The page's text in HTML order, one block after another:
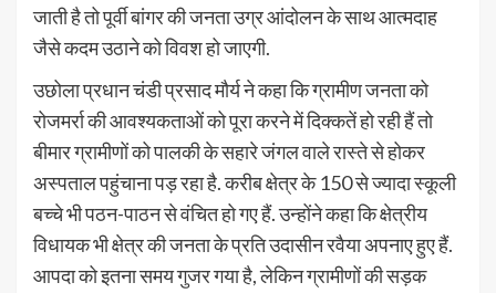
जाती है तो पूर्वी बांगर की जनता उग्र आंदोलन के साथ आत्मदाह
जैसे कदम उठाने को विवश हो जाएगी.
उछोला प्रधान चंडी प्रसाद मौर्य ने कहा कि ग्रामीण जनता को
रोजमर्रा की आवश्यकताओं को पूरा करने में दिक्कतें हो रही हैं तो
बीमार ग्रामीणों को पालकी के सहारे जंगल वाले रास्ते से होकर
अस्पताल पहुंचाना पड़ रहा है. करीब क्षेत्र के 150 से ज्यादा स्कूली
बच्चे भी पठन-पाठन से वंचित हो गए हैं. उन्होंने कहा कि क्षेत्रीय
विधायक भी क्षेत्र की जनता के प्रति उदासीन रवैया अपनाए हुए हैं.
आपदा को इतना समय गुजर गया है, लेकिन ग्रामीणों की सड़क